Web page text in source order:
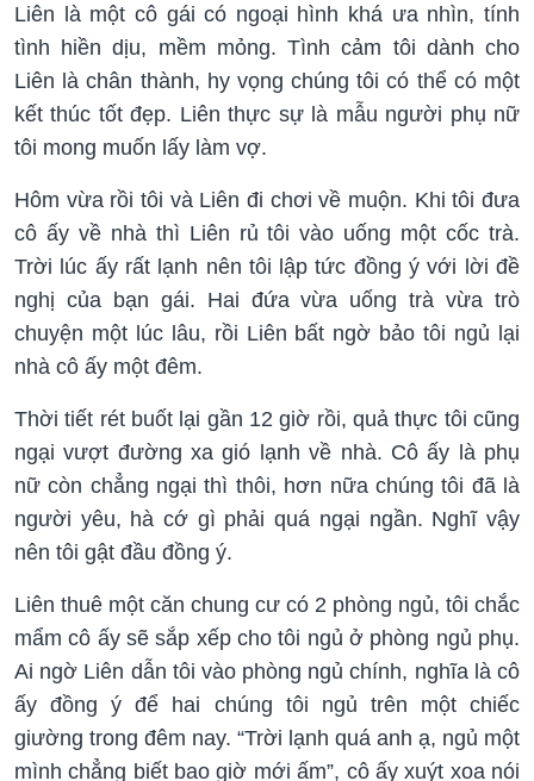
Liên là một cô gái có ngoại hình khá ưa nhìn, tính
tình hiền dịu, mềm mỏng. Tình cảm tôi dành cho
Liên là chân thành, hy vọng chúng tôi có thể có một
kết thúc tốt đẹp. Liên thực sự là mẫu người phụ nữ
tôi mong muốn lấy làm vợ.
Hôm vừa rồi tôi và Liên đi chơi về muộn. Khi tôi đưa
cô ấy về nhà thì Liên rủ tôi vào uống một cốc trà.
Trời lúc ấy rất lạnh nên tôi lập tức đồng ý với lời đề
nghị của bạn gái. Hai đứa vừa uống trà vừa trò
chuyện một lúc lâu, rồi Liên bất ngờ bảo tôi ngủ lại
nhà cô ấy một đêm.
Thời tiết rét buốt lại gần 12 giờ rồi, quả thực tôi cũng
ngại vượt đường xa gió lạnh về nhà. Cô ấy là phụ
nữ còn chẳng ngại thì thôi, hơn nữa chúng tôi đã là
người yêu, hà cớ gì phải quá ngại ngần. Nghĩ vậy
nên tôi gật đầu đồng ý.
Liên thuê một căn chung cư có 2 phòng ngủ, tôi chắc
mẩm cô ấy sẽ sắp xếp cho tôi ngủ ở phòng ngủ phụ.
Ai ngờ Liên dẫn tôi vào phòng ngủ chính, nghĩa là cô
ấy đồng ý để hai chúng tôi ngủ trên một chiếc
giường trong đêm nay. “Trời lạnh quá anh ạ, ngủ một
mình chẳng biết bao giờ mới ấm”, cô ấy xuýt xoa nói